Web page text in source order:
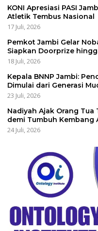
KONI Apresiasi PASI
Atletik Tembus Nasional
17 Juli, 2026
Pemkot Jambi Gelar
Siapkan Doorprize
18 Juli, 2026
Kepala BNNP Jambi:
Dimulai dari Generasi
23 Juli, 2026
Nadiyah Ajak Orang
demi Tumbuh Kembang
24 Juli, 2026